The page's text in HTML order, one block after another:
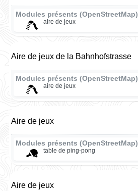
Modules présents (OpenStreetMap)
aire de jeux
Aire de jeux de la Bahnhofstrasse
Modules présents (OpenStreetMap)
aire de jeux
Aire de jeux
Modules présents (OpenStreetMap)
table de ping-pong
Aire de jeux